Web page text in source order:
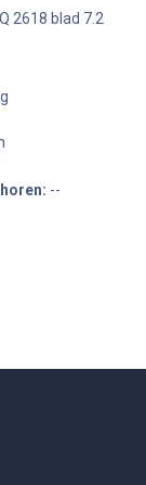
2618 blad 7.2
: --